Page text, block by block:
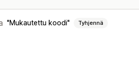
Mukautettu koodi Tyhjennä